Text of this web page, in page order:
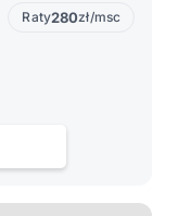
Raty280zł/msc